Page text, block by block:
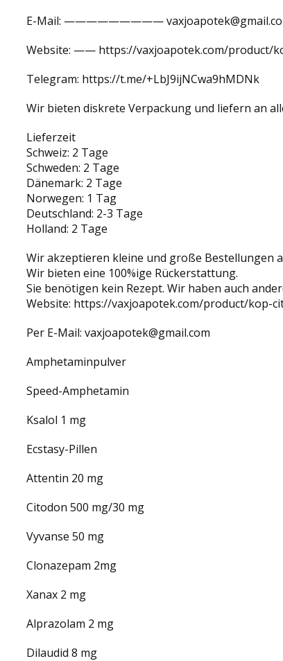
E-Mail: —————————
Website: —— https://vaxjoapotek.com/product/
Telegram: https://t.me/+LbJ9ijNCwa9hMDNk
Wir bieten diskrete Verpackung und liefern an
Lieferzeit
Schweiz: 2 Tage
Schweden: 2 Tage
Dänemark: 2 Tage
Norwegen: 1 Tag
Deutschland: 2-3 Tage
Holland: 2 Tage
Wir akzeptieren kleine und große Bestellungen
Wir bieten eine 100%ige Rückerstattung.
Sie benötigen kein Rezept. Wir haben auch
Website: https://vaxjoapotek.com/product/kop-
Per E-Mail: vaxjoapotek@gmail.com
Amphetaminpulver
Speed-Amphetamin
Ksalol 1 mg
Ecstasy-Pillen
Attentin 20 mg
Citodon 500 mg/30 mg
Vyvanse 50 mg
Clonazepam 2mg
Xanax 2 mg
Alprazolam 2 mg
Dilaudid 8 mg